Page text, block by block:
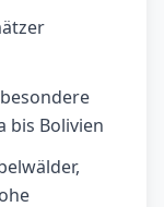
bis Bolivien